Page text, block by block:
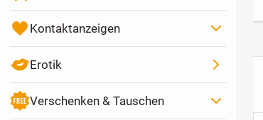
Kontaktanzeigen
Erotik
Verschenken & Tauschen